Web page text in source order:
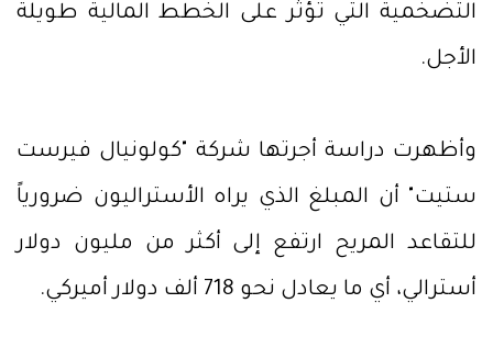
التضخمية التي تؤثر على الخطط المالية طويلة
الأجل.
وأظهرت دراسة أجرتها شركة "كولونيال فيرست
ستيت" أن المبلغ الذي يراه الأستراليون ضرورياً
للتقاعد المريح ارتفع إلى أكثر من مليون دولار
أسترالي، أي ما يعادل نحو 718 ألف دولار أميركي.